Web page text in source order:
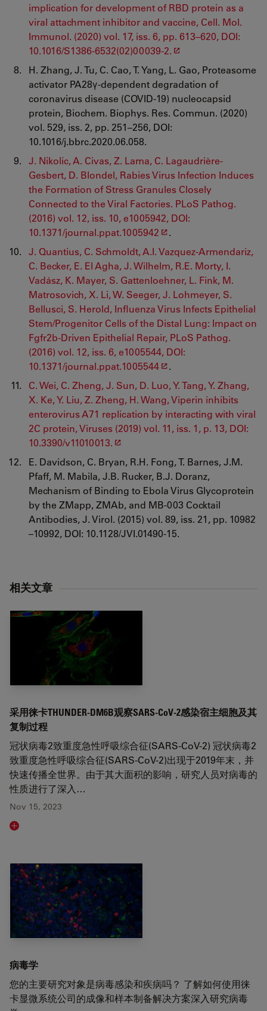
implication for development of RBD protein as a
viral attachment inhibitor and vaccine, Cell. Mol.
Immunol. (2020) vol. 17, iss. 6, pp. 613–620, DOI:
10.1016/S1386-6532(02)00039-2.
H. Zhang, J. Tu, C. Cao, T. Yang, L. Gao, Proteasome
activator PA28γ-dependent degradation of
coronavirus disease (COVID-19) nucleocapsid
protein, Biochem. Biophys. Res. Commun. (2020)
vol. 529, iss. 2, pp. 251–256, DOI:
10.1016/j.bbrc.2020.06.058.
J. Nikolic, A. Civas, Z. Lama, C. Lagaudrière-
Gesbert, D. Blondel, Rabies Virus Infection Induces
the Formation of Stress Granules Closely
Connected to the Viral Factories. PLoS Pathog.
(2016) vol. 12, iss. 10, e1005942, DOI:
10.1371/journal.ppat.1005942
.
J. Quantius, C. Schmoldt, A.I. Vazquez-Armendariz,
C. Becker, E. El Agha, J. Wilhelm, R.E. Morty, I.
Vadász, K. Mayer, S. Gattenloehner, L. Fink, M.
Matrosovich, X. Li, W. Seeger, J. Lohmeyer, S.
Bellusci, S. Herold, Influenza Virus Infects Epithelial
Stem/Progenitor Cells of the Distal Lung: Impact on
Fgfr2b-Driven Epithelial Repair, PLoS Pathog.
(2016) vol. 12, iss. 6, e1005544, DOI:
10.1371/journal.ppat.1005544
.
C. Wei, C. Zheng, J. Sun, D. Luo, Y. Tang, Y. Zhang,
X. Ke, Y. Liu, Z. Zheng, H. Wang, Viperin inhibits
enterovirus A71 replication by interacting with viral
2C protein, Viruses (2019) vol. 11, iss. 1, p. 13, DOI:
10.3390/v11010013.
E. Davidson, C. Bryan, R.H. Fong, T. Barnes, J.M.
Pfaff, M. Mabila, J.B. Rucker, B.J. Doranz,
Mechanism of Binding to Ebola Virus Glycoprotein
by the ZMapp, ZMAb, and MB-003 Cocktail
Antibodies, J. Virol. (2015) vol. 89, iss. 21, pp. 10982
–10992, DOI: 10.1128/JVI.01490-15.
相关文章
采用徕卡THUNDER-DM6B观察SARS-CoV-2感染宿主细胞及其
复制过程
冠状病毒2致重度急性呼吸综合征(SARS-CoV-2) 冠状病毒2
致重度急性呼吸综合征(SARS-CoV-2)出现于2019年末，并
快速传播全世界。由于其大面积的影响，研究人员对病毒的
性质进行了深入…
Nov 15, 2023
Read article
病毒学
您的主要研究对象是病毒感染和疾病吗？ 了解如何使用徕
卡显微系统公司的成像和样本制备解决方案深入研究病毒